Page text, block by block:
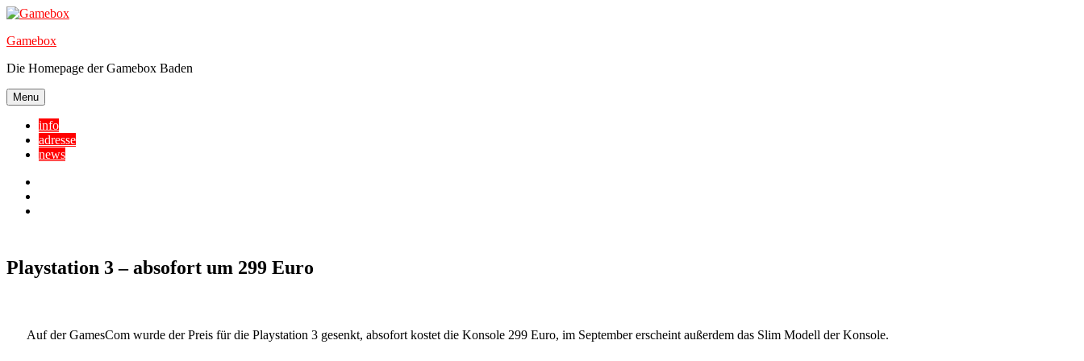
Skip
content
Gamebox
Die Homepage der Gamebox Baden
Menu
info
adresse
news
Playstation 3 – absofort um 299 Euro
Auf der GamesCom wurde der Preis für die Playstation 3 gesenkt, absofort kostet die Konsole 299 Euro, im September erscheint außerdem das Slim Modell der Konsole.